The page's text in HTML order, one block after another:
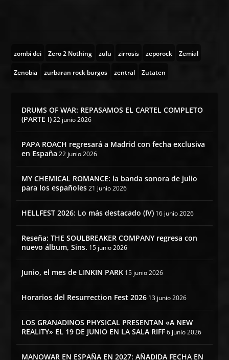
zombi dei Zero 2 Nothing zulu zirrosis zeporock Zemial
Zenobia zurbaran rock burgos zentral Zutaten
DRUMS OF WAR: REPASAMOS EL CARTEL COMPLETO
(PARTE I) 22 junio 2026
PAPA ROACH regresará a Madrid con fecha exclusiva
en España 22 junio 2026
MY CHEMICAL ROMANCE: la banda sonora de julio
para los españoles 21 junio 2026
HELLFEST 2026: Lo más destacado (IV) 16 junio 2026
Reseña: THE SOULBREAKER COMPANY regresa con
nuevo álbum, Sins. 15 junio 2026
Junio, el mes de LINKIN PARK 15 junio 2026
Horarios del Resurrection Fest 2026 13 junio 2026
LOS GRANADINOS PHYSICAL PRESENTAN «A NEW
REALITY» EL 19 DE JUNIO EN LA SALA RIFF 6 junio 2026
MANOWAR EN ESPAÑA EN 2027: AÑADIDA FECHA EN